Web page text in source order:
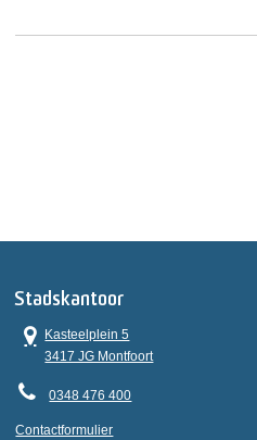
Stadskantoor
Kasteelplein 5
3417 JG Montfoort
0348 476 400
Contactformulier